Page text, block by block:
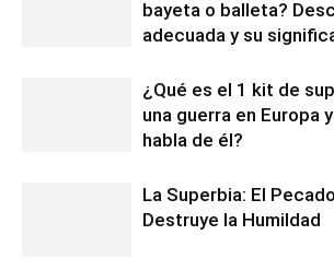
bayeta o balleta?
adecuada y su
¿Qué es el 1 kit de
una guerra en Europa
habla de él?
La Superbia: El
Destruye la Humildad